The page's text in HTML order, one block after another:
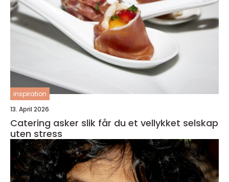
inspiration
13. April 2026
Catering asker slik får du et vellykket selskap
uten stress